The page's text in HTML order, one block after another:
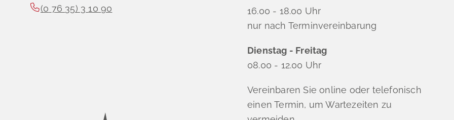
(0 76 35) 3 10 90
16.00 - 18.00 Uhr
nur nach Terminvereinbarung
Dienstag - Freitag
08.00 - 12.00 Uhr
Vereinbaren Sie online oder telefonisch
einen Termin, um Wartezeiten zu